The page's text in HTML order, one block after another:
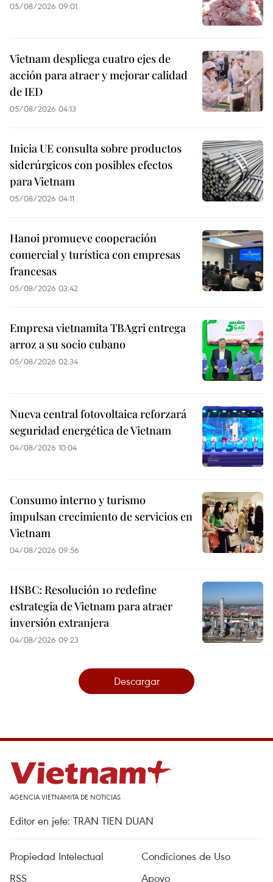
05/08/2026 09:01
Vietnam despliega cuatro ejes de
acción para atraer y mejorar calidad
de IED
05/08/2026 04:13
Inicia UE consulta sobre productos
siderúrgicos con posibles efectos
para Vietnam
05/08/2026 04:11
Hanoi promueve cooperación
comercial y turística con empresas
francesas
05/08/2026 03:42
Empresa vietnamita TBAgri entrega
arroz a su socio cubano
05/08/2026 02:34
Nueva central fotovoltaica reforzará
seguridad energética de Vietnam
04/08/2026 10:04
Consumo interno y turismo
impulsan crecimiento de servicios en
Vietnam
04/08/2026 09:56
HSBC: Resolución 10 redefine
estrategia de Vietnam para atraer
inversión extranjera
04/08/2026 09:23
Descargar
AGENCIA VIETNAMITA DE NOTICIAS
Editor en jefe: TRAN TIEN DUAN
Propiedad Intelectual
Condiciones de Uso
RSS
Apoyo